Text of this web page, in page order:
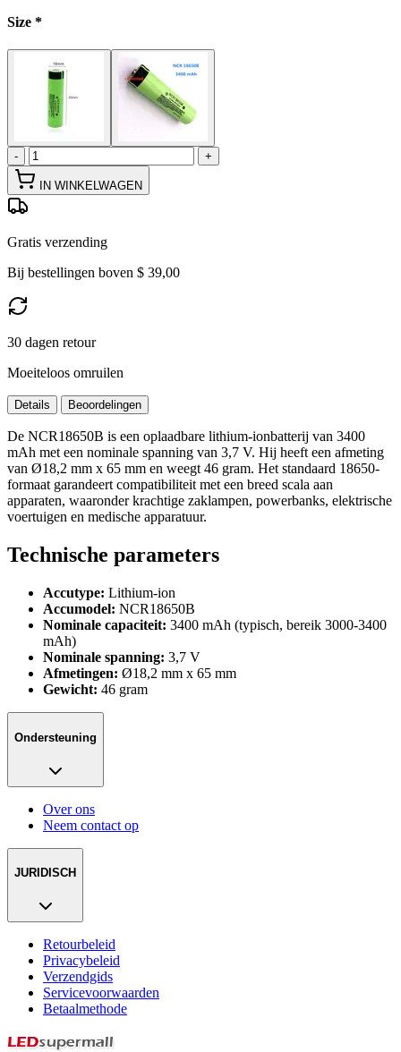
Size *
- +
IN WINKELWAGEN
Gratis verzending
Bij bestellingen boven $ 39,00
30 dagen retour
Moeiteloos omruilen
Details Beoordelingen
De NCR18650B is een oplaadbare lithium-ionbatterij van 3400
mAh met een nominale spanning van 3,7 V. Hij heeft een afmeting
van Ø18,2 mm x 65 mm en weegt 46 gram. Het standaard 18650-
formaat garandeert compatibiliteit met een breed scala aan
apparaten, waaronder krachtige zaklampen, powerbanks, elektrische
voertuigen en medische apparatuur.
Technische parameters
Accutype: Lithium-ion
Accumodel: NCR18650B
Nominale capaciteit: 3400 mAh (typisch, bereik 3000-3400
mAh)
Nominale spanning: 3,7 V
Afmetingen: Ø18,2 mm x 65 mm
Gewicht: 46 gram
Ondersteuning
Over ons
Neem contact op
JURIDISCH
Retourbeleid
Privacybeleid
Verzendgids
Servicevoorwaarden
Betaalmethode